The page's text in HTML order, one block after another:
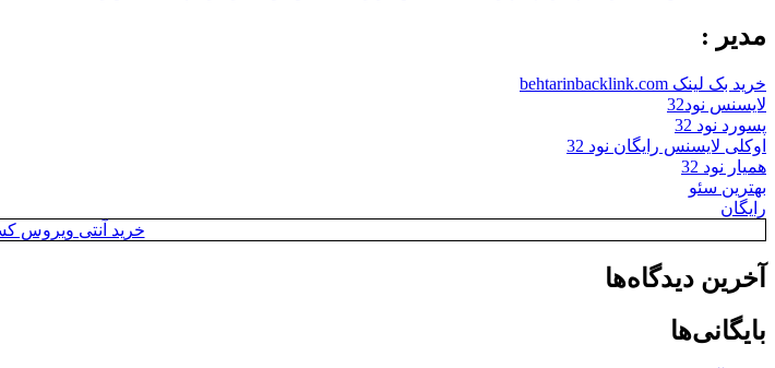
مدیر :
خرید بک لینک behtarinbacklink.com
لایسنس نود32
پسورد نود 32
اوکلی لایسنس رایگان نود 32
همیار نود 32
بهترین سئو
رایگان
خرید آنتی ویروس
آخرین دیدگاه‌ها
بایگانی‌ها